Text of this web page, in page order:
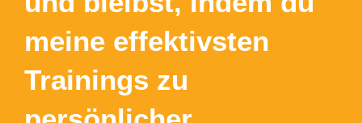
meine effektivsten
Trainings zu